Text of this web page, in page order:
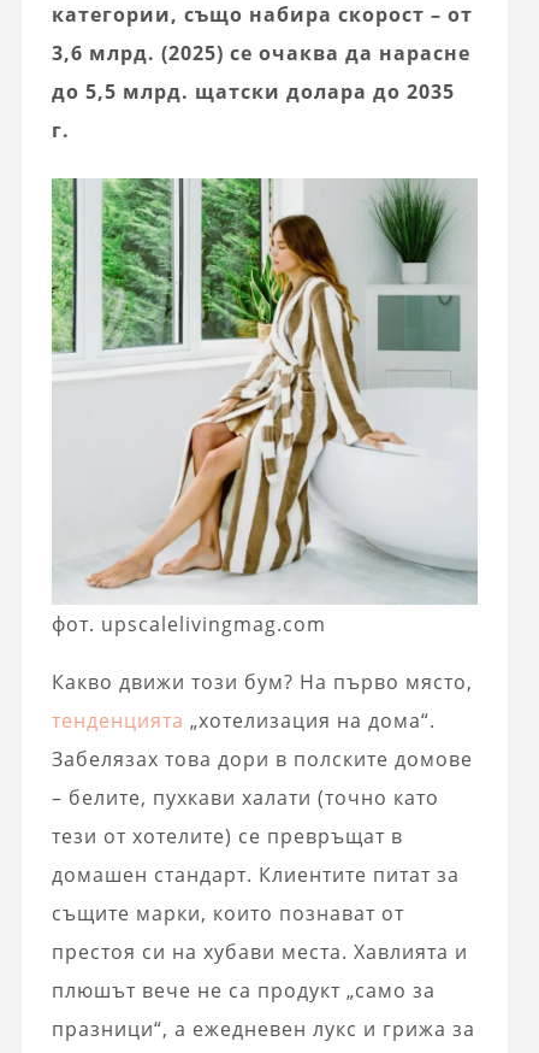
категории, също набира скорост – от
3,6 млрд. (2025) се очаква да нарасне
до 5,5 млрд. щатски долара до 2035
г.
фот. upscalelivingmag.com
Какво движи този бум? На първо място,
тенденцията „хотелизация на дома“.
Забелязах това дори в полските домове
– белите, пухкави халати (точно като
тези от хотелите) се превръщат в
домашен стандарт. Клиентите питат за
същите марки, които познават от
престоя си на хубави места. Хавлията и
плюшът вече не са продукт „само за
празници“, а ежедневен лукс и грижа за